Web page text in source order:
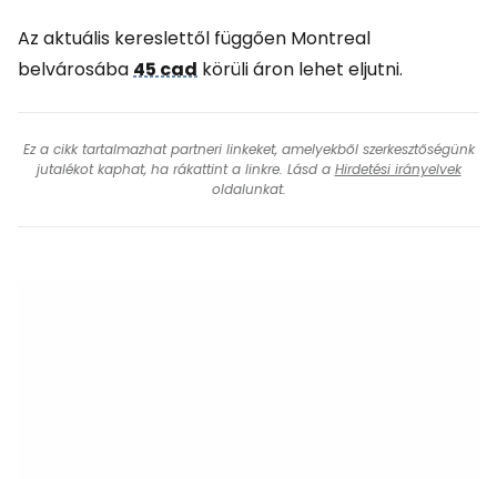
Az aktuális kereslettől függően Montreal
belvárosába45 cad körüli áron lehet eljutni.
Ez a cikk tartalmazhat partneri linkeket, amelyekből szerkesztőségünk
jutalékot kaphat, ha rákattint a linkre. Lásd a Hirdetési irányelvek
oldalunkat.